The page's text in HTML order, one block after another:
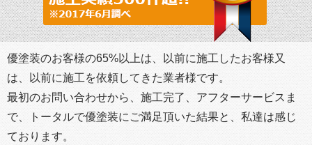
優塗装のお客様の65%以上は、以前に施工したお客様又
は、以前に施工を依頼してきた業者様です。
最初のお問い合わせから、施工完了、アフターサービスま
で、トータルで優塗装にご満足頂いた結果と、私達は感じ
ております。